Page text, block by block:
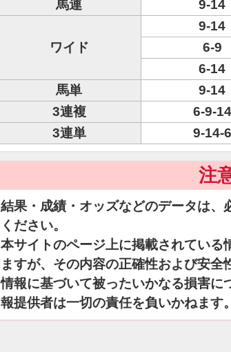
馬連
9-14
ワイド
9-14
6-9
6-14
馬単
9-14
3連複
6-9-14
3連単
9-14-6
注
結果・成績・オッズなどのデータは、
ください。
本サイトのページ上に掲載されている
ますが、その内容の正確性および安
情報に基づいて被ったいかなる損害
報提供者は一切の責任を負いかねます。